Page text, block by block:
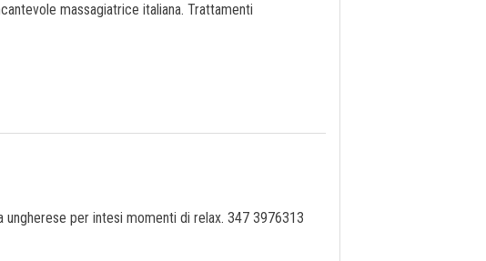
massagiatrice italiana. Trattamenti
per intesi momenti di relax. 347 3976313